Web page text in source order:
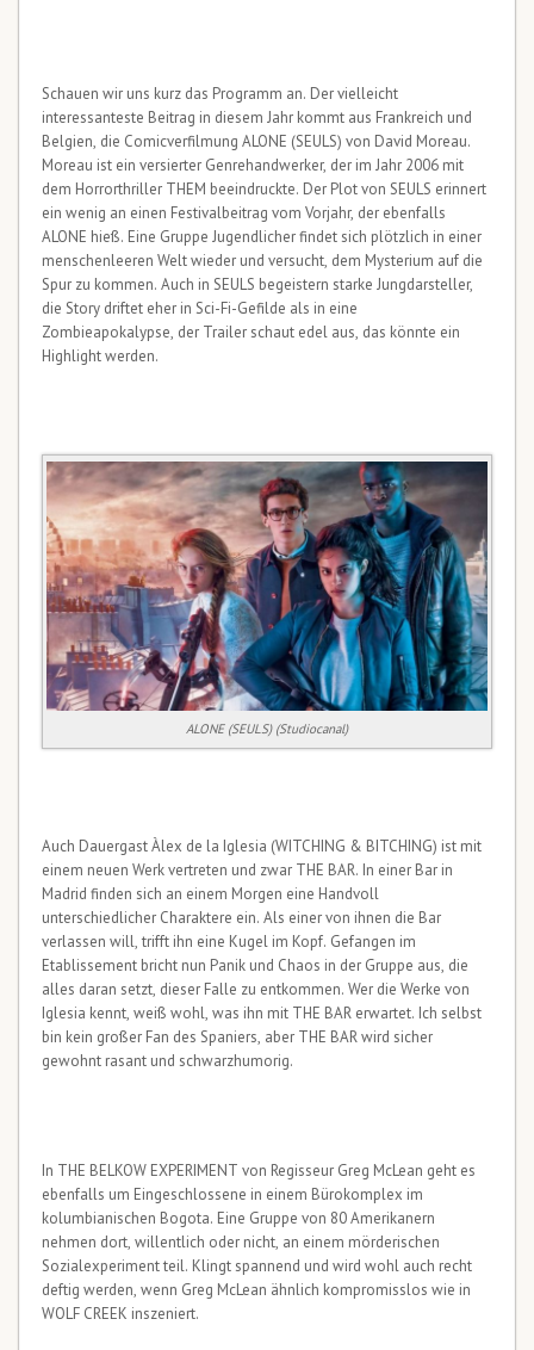
Schauen wir uns kurz das Programm an. Der vielleicht
interessanteste Beitrag in diesem Jahr kommt aus Frankreich und
Belgien, die Comicverfilmung ALONE (SEULS) von David Moreau.
Moreau ist ein versierter Genrehandwerker, der im Jahr 2006 mit
dem Horrorthriller THEM beeindruckte. Der Plot von SEULS erinnert
ein wenig an einen Festivalbeitrag vom Vorjahr, der ebenfalls
ALONE hieß. Eine Gruppe Jugendlicher findet sich plötzlich in einer
menschenleeren Welt wieder und versucht, dem Mysterium auf die
Spur zu kommen. Auch in SEULS begeistern starke Jungdarsteller,
die Story driftet eher in Sci-Fi-Gefilde als in eine
Zombieapokalypse, der Trailer schaut edel aus, das könnte ein
Highlight werden.
ALONE (SEULS) (Studiocanal)
Auch Dauergast Àlex de la Iglesia (WITCHING & BITCHING) ist mit
einem neuen Werk vertreten und zwar THE BAR. In einer Bar in
Madrid finden sich an einem Morgen eine Handvoll
unterschiedlicher Charaktere ein. Als einer von ihnen die Bar
verlassen will, trifft ihn eine Kugel im Kopf. Gefangen im
Etablissement bricht nun Panik und Chaos in der Gruppe aus, die
alles daran setzt, dieser Falle zu entkommen. Wer die Werke von
Iglesia kennt, weiß wohl, was ihn mit THE BAR erwartet. Ich selbst
bin kein großer Fan des Spaniers, aber THE BAR wird sicher
gewohnt rasant und schwarzhumorig.
In THE BELKOW EXPERIMENT von Regisseur Greg McLean geht es
ebenfalls um Eingeschlossene in einem Bürokomplex im
kolumbianischen Bogota. Eine Gruppe von 80 Amerikanern
nehmen dort, willentlich oder nicht, an einem mörderischen
Sozialexperiment teil. Klingt spannend und wird wohl auch recht
deftig werden, wenn Greg McLean ähnlich kompromisslos wie in
WOLF CREEK inszeniert.